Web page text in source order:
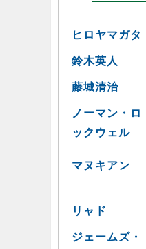
ヒロヤマガタ
鈴木英人
藤城清治
ノーマン・ロ
ックウェル
マヌキアン
リャド
ジェームズ・